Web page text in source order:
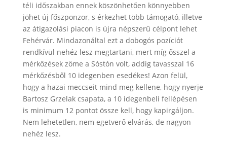
téli időszakban ennek köszönhetően könnyebben
jöhet új főszponzor, s érkezhet több támogató, illetve
az átigazolási piacon is újra népszerű célpont lehet
Fehérvár. Mindazonáltal ezt a dobogós pozíciót
rendkívül nehéz lesz megtartani, mert míg ősszel a
mérkőzések zöme a Sóstón volt, addig tavasszal 16
mérkőzésből 10 idegenben esedékes! Azon felül,
hogy a hazai meccseit mind meg kellene, hogy nyerje
Bartosz Grzelak csapata, a 10 idegenbeli fellépésen
is minimum 12 pontot össze kell, hogy kapirgáljon.
Nem lehetetlen, nem egetverő elvárás, de nagyon
nehéz lesz.